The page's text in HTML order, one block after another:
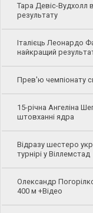
Тара Девіс-Вудхолл
результату
Італієць Леонардо
найкращий
Прев'ю чемпіонату
15-річна Ангеліна
штовханні ядра
Відразу шестеро
турнірі у Віллемстад
Олександр
400 м +Відео